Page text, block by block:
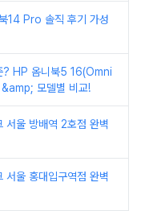
14 Pro 솔직 후기 가성
? HP 옴니북5 16(Omni
모델별 비교!
서울 방배역 2호점 완벽
서울 홍대입구역점 완벽